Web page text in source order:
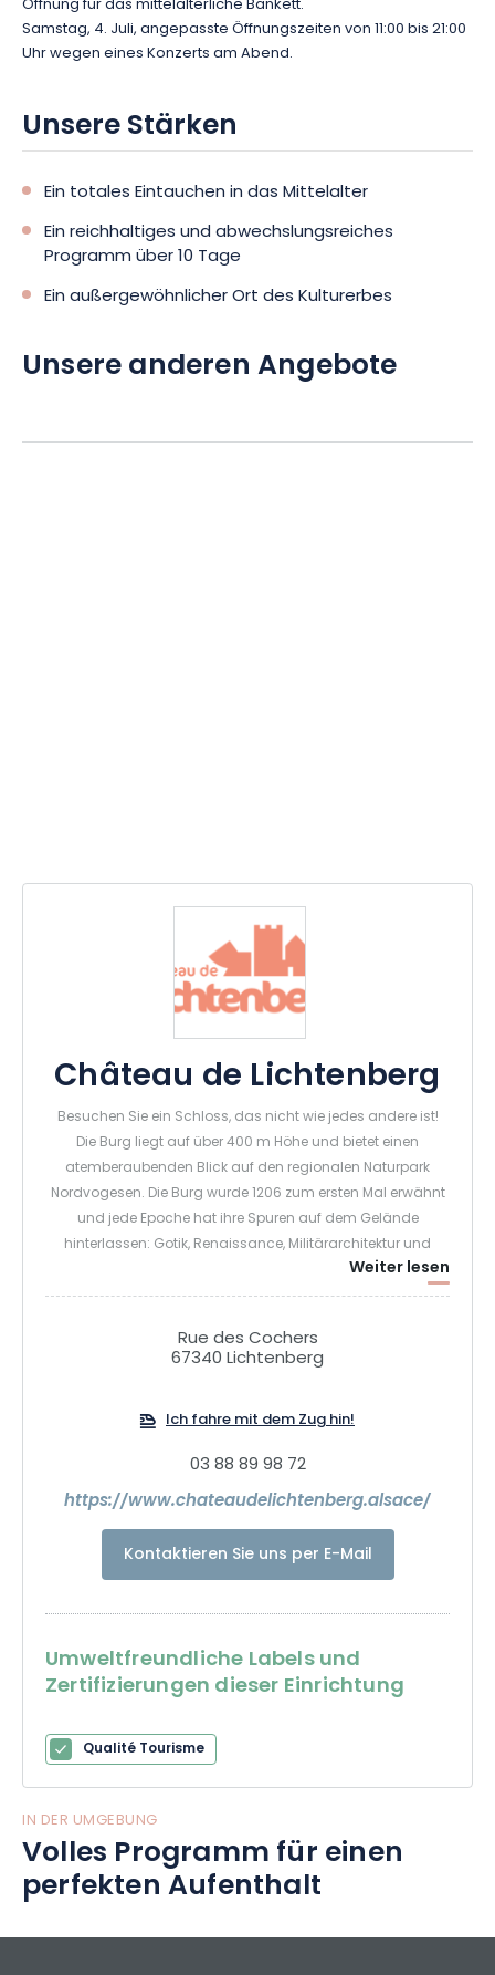
Öffnung für das mittelalterliche Bankett.
Samstag, 4. Juli, angepasste Öffnungszeiten von 11:00 bis 21:00
Uhr wegen eines Konzerts am Abend.
Unsere Stärken
Ein totales Eintauchen in das Mittelalter
Ein reichhaltiges und abwechslungsreiches
Programm über 10 Tage
Ein außergewöhnlicher Ort des Kulturerbes
Unsere anderen Angebote
Château de Lichtenberg
Besuchen Sie ein Schloss, das nicht wie jedes andere ist!
Die Burg liegt auf über 400 m Höhe und bietet einen
atemberaubenden Blick auf den regionalen Naturpark
Nordvogesen. Die Burg wurde 1206 zum ersten Mal erwähnt
und jede Epoche hat ihre Spuren auf dem Gelände
hinterlassen: Gotik, Renaissance, Militärarchitektur und
zeitgenössische Architektur sind miteinander verflochten.
Die Saison ist von zahlreichen Höhepunkten geprägt:
Theaterstücke, Konzerte, Filmvorführungen, Workshops und
spielerische Besichtigungen, Abend zur
Weiter lesen
Rue des Cochers
67340 Lichtenberg
Ich fahre mit dem Zug hin!
03 88 89 98 72
https://www.chateaudelichtenberg.alsace/
Kontaktieren Sie uns per E-Mail
Umweltfreundliche Labels und
Zertifizierungen dieser Einrichtung
Qualité Tourisme
IN DER UMGEBUNG
Volles Programm für einen
perfekten Aufenthalt